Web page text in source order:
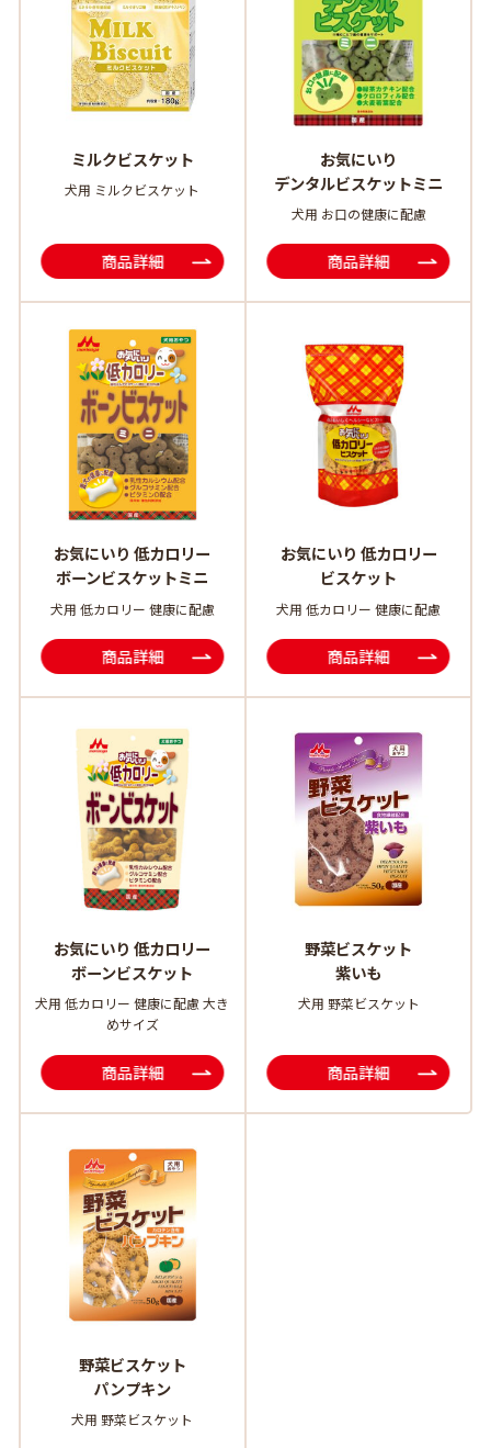
ミルクビスケット
犬用 ミルクビスケット
商品詳細
お気にいり
デンタルビスケットミニ
犬用 お口の健康に配慮
商品詳細
お気にいり 低カロリー
ボーンビスケットミニ
犬用 低カロリー 健康に配慮
商品詳細
お気にいり 低カロリー
ビスケット
犬用 低カロリー 健康に配慮
商品詳細
お気にいり 低カロリー
ボーンビスケット
犬用 低カロリー 健康に配慮 大き
めサイズ
商品詳細
野菜ビスケット
紫いも
犬用 野菜ビスケット
商品詳細
野菜ビスケット
パンプキン
犬用 野菜ビスケット